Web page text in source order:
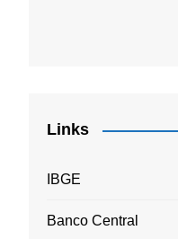
Links
IBGE
Banco Central